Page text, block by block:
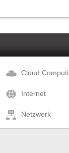
Cloud
Internet
Netzwerk